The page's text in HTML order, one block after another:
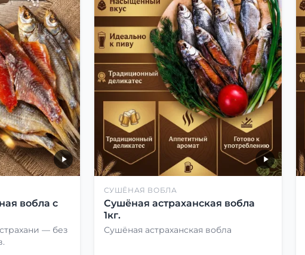
вобла с
— без
СУШЁНАЯ ВОБЛА
Сушёная астраханская вобла
1кг.
Сушёная астраханская вобла